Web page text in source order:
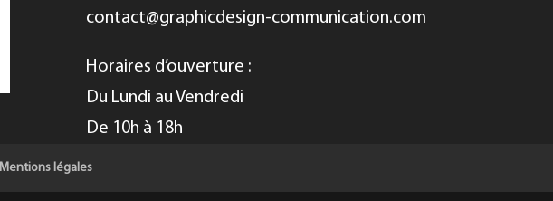
contact@graphicdesign-communication.com
Horaires d’ouverture :
Du Lundi au Vendredi
De 10h à 18h
Mentions légales